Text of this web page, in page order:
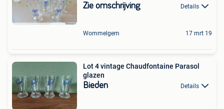
Zie omschrijving Details
Wommelgem 17 mrt 19
Lot 4 vintage Chaudfontaine Parasol
glazen
Bieden Details